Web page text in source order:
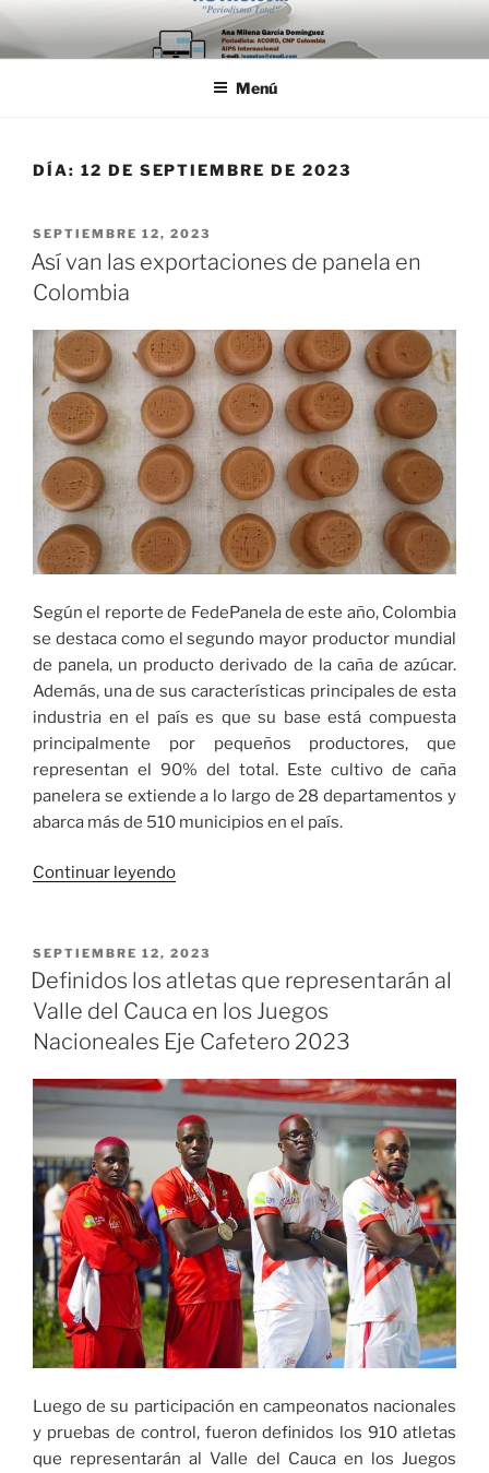
Saltar
al
contenido
Menú
DÍA: 12 DE SEPTIEMBRE DE 2023
PUBLICADO
EL
SEPTIEMBRE 12, 2023
Así van las exportaciones de panela en
Colombia
Según el reporte de FedePanela de este año, Colombia
se destaca como el segundo mayor productor mundial
de panela, un producto derivado de la caña de azúcar.
Además, una de sus características principales de esta
industria en el país es que su base está compuesta
principalmente por pequeños productores, que
representan el 90% del total. Este cultivo de caña
panelera se extiende a lo largo de 28 departamentos y
abarca más de 510 municipios en el país.
Continuar leyendo«Así
exportaciones
de
panela
en
Colombia»
PUBLICADO
EL
SEPTIEMBRE 12, 2023
Definidos los atletas que representarán al
Valle del Cauca en los Juegos
Nacioneales Eje Cafetero 2023
Luego de su participación en campeonatos nacionales
y pruebas de control, fueron definidos los 910 atletas
que representarán al Valle del Cauca en los Juegos